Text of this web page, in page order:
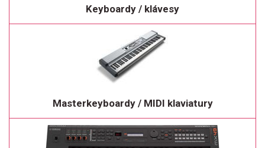
Keyboardy / klávesy
Masterkeyboardy / MIDI klaviatury